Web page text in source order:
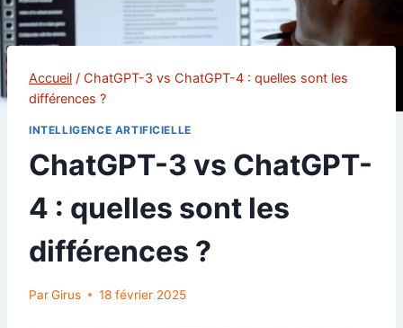
Accueil / ChatGPT-3 vs ChatGPT-4 : quelles sont les
différences ?
INTELLIGENCE ARTIFICIELLE
ChatGPT-3 vs ChatGPT-
4 : quelles sont les
différences ?
ParGirus 18 février 2025